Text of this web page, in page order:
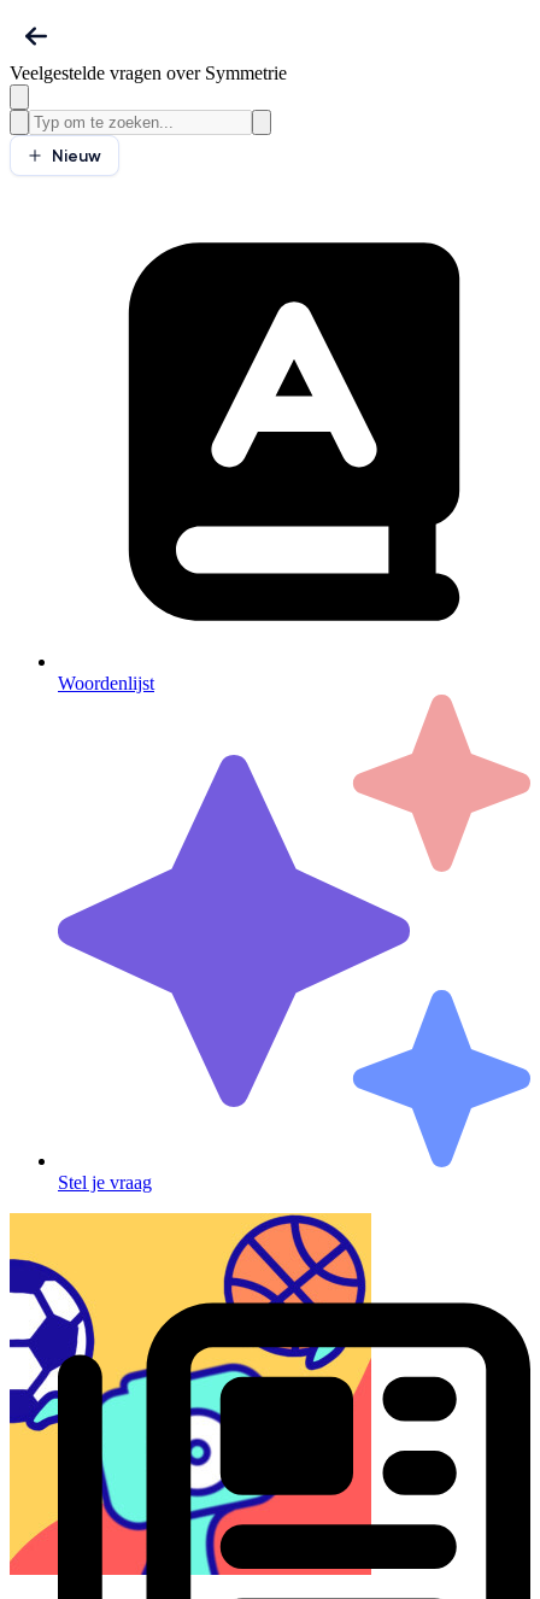
Veelgestelde vragen over Symmetrie
Nieuw
Woordenlijst
Stel je vraag